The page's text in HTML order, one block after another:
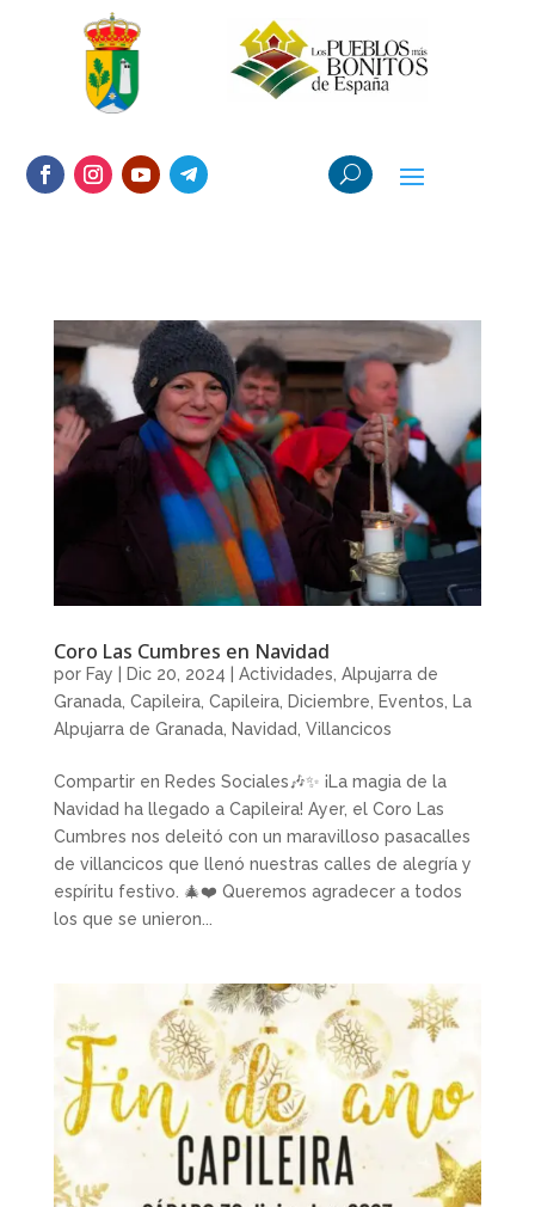
Coro Las Cumbres en Navidad
por Fay Dic 20, 2024 Actividades Alpujarra de
Granada, Capileira, Capileira, Diciembre Eventos
La
Alpujarra de Granada, Navidad Villancicos
Compartir en Redes Sociales🎶✨ ¡La magia de la
Navidad ha llegado a Capileira! Ayer, el Coro Las
Cumbres nos deleitó con un maravilloso pasacalles
de villancicos que llenó nuestras calles de alegría y
espíritu festivo. 🎄❤️ Queremos agradecer a todos
los que se unieron...